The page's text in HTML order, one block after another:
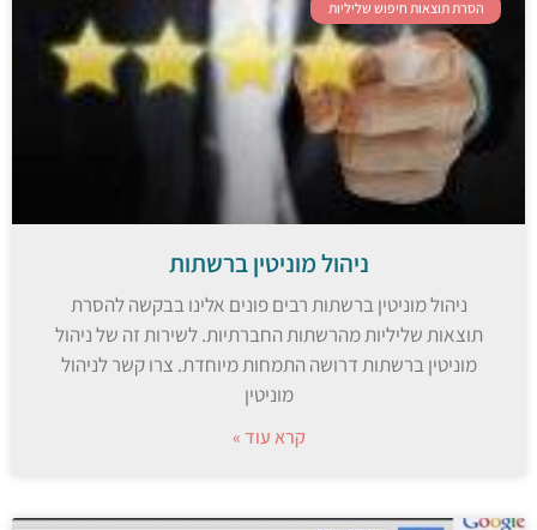
הסרת תוצאות חיפוש שליליות
ניהול מוניטין ברשתות
ניהול מוניטין ברשתות רבים פונים אלינו בבקשה להסרת
תוצאות שליליות מהרשתות החברתיות. לשירות זה של ניהול
מוניטין ברשתות דרושה התמחות מיוחדת. צרו קשר לניהול
מוניטין
קרא עוד »